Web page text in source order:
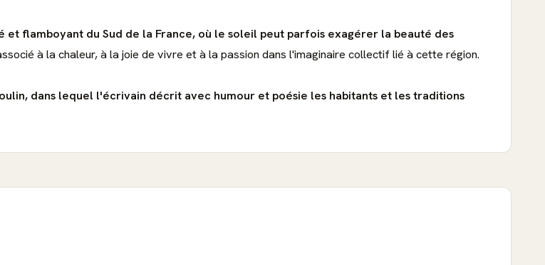
flamboyant du Sud de la France, où le soleil peut parfois exagérer la beauté des
à la chaleur, à la joie de vivre et à la passion dans l'imaginaire collectif lié à cette région.
dans lequel l'écrivain décrit avec humour et poésie les habitants et les traditions